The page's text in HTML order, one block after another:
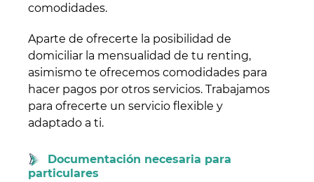
comodidades.
Aparte de ofrecerte la posibilidad de
domiciliar la mensualidad de tu renting,
asimismo te ofrecemos comodidades para
hacer pagos por otros servicios. Trabajamos
para ofrecerte un servicio flexible y
adaptado a ti.
Documentación necesaria para
particulares